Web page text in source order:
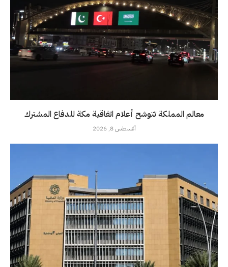
معالم المملكة تتوشح أعلام اتفاقية مكة للدفاع المشترك
أغسطس 8, 2026